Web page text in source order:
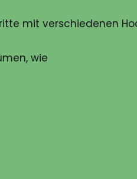
mit verschiedenen
wie